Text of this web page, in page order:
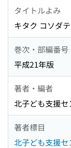
タイトルよみ
キタク コソダ
巻次・部編番号
平成21年版
著者・編者
北子ども支援セ
著者標目
北子ども支援セ